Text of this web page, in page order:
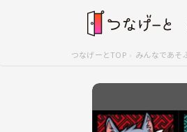
つなげーとTOP みんなであそ